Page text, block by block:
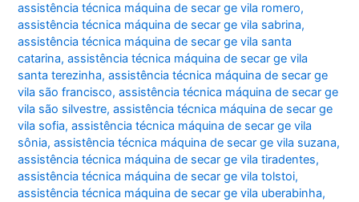
assistência técnica máquina de secar ge vila romero,
assistência técnica máquina de secar ge vila sabrina,
assistência técnica máquina de secar ge vila santa
catarina,assistência técnica máquina de secar ge vila
santa terezinha,assistência técnica máquina de secar ge
vila são francisco,assistência técnica máquina de secar ge
vila são silvestre,assistência técnica máquina de secar ge
vila sofia,assistência técnica máquina de secar ge vila
sônia,assistência técnica máquina de secar ge vila suzana,
assistência técnica máquina de secar ge vila tiradentes,
assistência técnica máquina de secar ge vila tolstoi,
assistência técnica máquina de secar ge vila uberabinha,